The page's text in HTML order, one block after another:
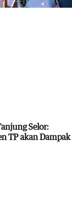
Selor:
TP akan Dampak